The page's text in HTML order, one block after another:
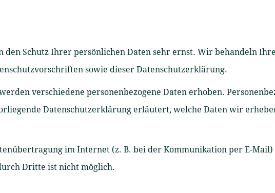
den Schutz Ihrer persönlichen Daten sehr ernst. Wir behandeln
sowie dieser Datenschutzerklärung.
verschiedene personenbezogene Daten erhoben.
Datenschutzerklärung erläutert, welche Daten wir
im Internet (z. B. bei der Kommunikation per E-
Dritte ist nicht möglich.